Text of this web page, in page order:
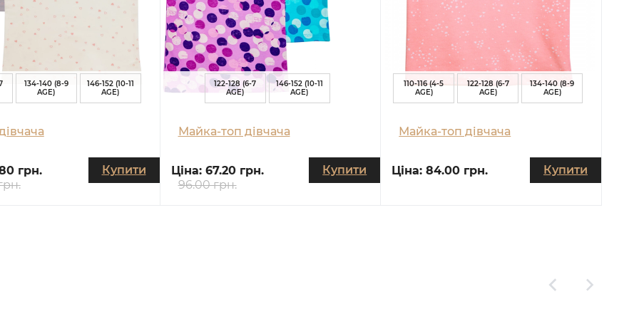
134-140 (8-9
AGE)
146-152 (10-11
AGE)
грн.
Купити
122-128 (6-7
AGE)
146-152 (10-11
AGE)
Майка-топ дівчача
Ціна: 67.20 грн.
96.00 грн.
Купити
110-116 (4-5
AGE)
122-128 (6-7
AGE)
134-140 (8-9
AGE)
Майка-топ дівчача
Ціна:84.00 грн. Купити